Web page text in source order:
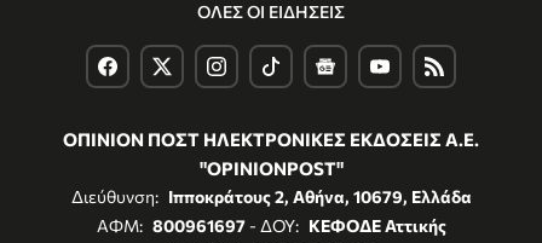
ΟΛΕΣ ΟΙ ΕΙΔΗΣΕΙΣ
ΟΠΙΝΙΟΝ ΠΟΣΤ ΗΛΕΚΤΡΟΝΙΚΕΣ ΕΚΔΟΣΕΙΣ Α.Ε.
"OPINIONPOST"
Διεύθυνση: Ιπποκράτους 2, Αθήνα, 10679, Ελλάδα
ΑΦΜ: 800961697- ΔΟΥ: ΚΕΦΟΔΕ Αττικής